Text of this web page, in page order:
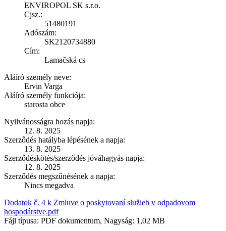
ENVIROPOL SK s.r.o.
Cjsz.:
51480191
Adószám:
SK2120734880
Cím:
Lamačská cs
Aláíró személy neve:
Ervin Varga
Aláíró személy funkciója:
starosta obce
Nyilvánosságra hozás napja:
12. 8. 2025
Szerződés hatályba lépésének a napja:
13. 8. 2025
Szerződéskötés/szerződés jóváhagyás napja:
12. 8. 2025
Szerződés megszűnésének a napja:
Nincs megadva
Dodatok č. 4 k Zmluve o poskytovaní služieb v odpadovom
hospodárstve.pdf
Fájl típusa: PDF dokumentum, Nagyság: 1,02 MB